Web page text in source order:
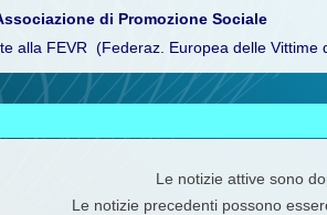
di Promozione Sociale
alla FEVR (Federaz. Europea delle Vittime
Le notizie attive sono
Le notizie precedenti possono